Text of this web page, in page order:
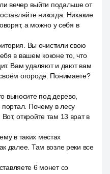
вечер выйти подальше от
никогда. Никакие
а можно у себя в
Вы очистили свою
в вашем коконе то, что
Вам удаляют и дают вам
огороде. Понимаете?
выносите под дерево,
портал. Почему в лесу
откройте там 13 врат в
в таких местах
далее. Там возле реки все
6 монет со